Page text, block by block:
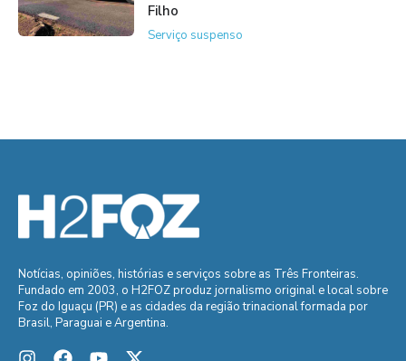
Filho
Serviço suspenso
Notícias, opiniões, histórias e serviços sobre as Três Fronteiras.
Fundado em 2003, o H2FOZ produz jornalismo original e local sobre
Foz do Iguaçu (PR) e as cidades da região trinacional formada por
Brasil, Paraguai e Argentina.